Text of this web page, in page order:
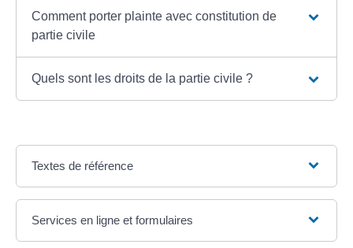
Comment porter plainte avec constitution de
partie civile
Quels sont les droits de la partie civile ?
Textes de référence
Services en ligne et formulaires